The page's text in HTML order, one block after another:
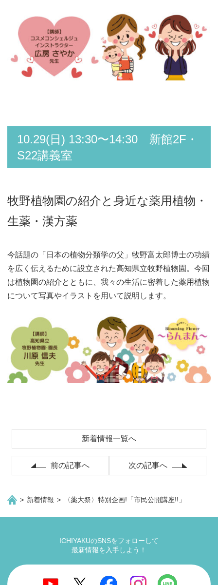
新着情報 〈薬大祭〉特別企画!「市民公開講座!!」
10.29(日) 13:30〜14:30 新館2F・
S22講義室
牧野植物園の紹介と身近な薬用植物・
生薬・漢方薬
今話題の「日本の植物分類学の父」牧野富太郎博士の功績
を広く伝えるために設立された高知県立牧野植物園。今回
は植物園の紹介とともに、我々の生活に密着した薬用植物
について写真やイラストを用いて説明します。
前の記事へ
新着情報一覧へ
次の記事へ
ICHIYAKUのSNSをフォローして
最新情報を入手しよう！